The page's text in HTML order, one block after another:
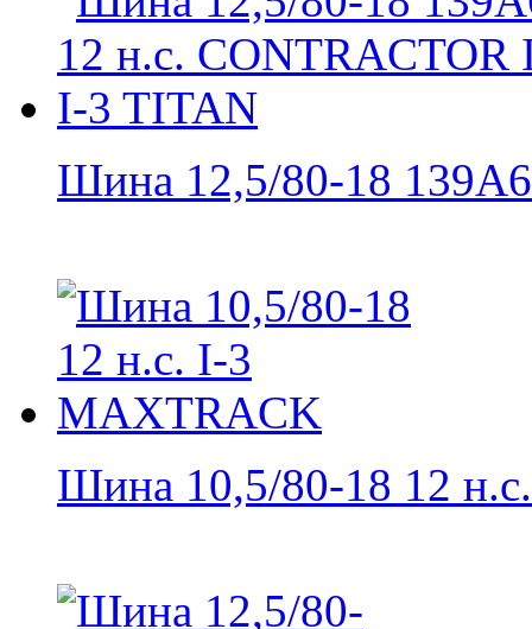
Шина 12,5/80-18
Шина 10,5/80-18 12